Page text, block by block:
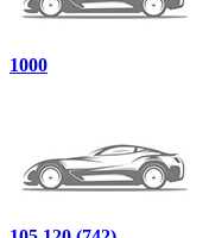
1000